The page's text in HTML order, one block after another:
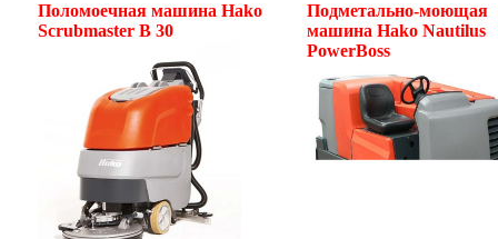
Поломоечная машина Hako
Scrubmaster B 30
Подметально-моющая
машина Hako Nautilus
PowerBoss